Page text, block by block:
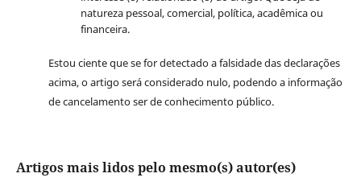
natureza pessoal, comercial, política, acadêmica ou
financeira.
Estou ciente que se for detectado a falsidade das declarações
acima, o artigo será considerado nulo, podendo a informação
de cancelamento ser de conhecimento público.
Artigos mais lidos pelo mesmo(s) autor(es)